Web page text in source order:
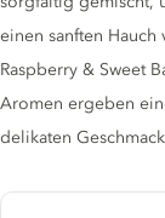
einen sanften
Raspberry & Sweet
Aromen ergeben
delikaten